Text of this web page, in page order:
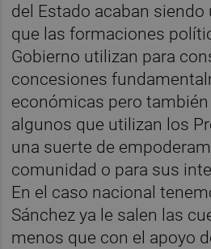
del Estado acaban
que las formaciones
Gobierno utilizan para
concesiones
económicas pero
algunos que utilizan los
una suerte de
comunidad o para sus
En el caso nacional
Sánchez ya le salen las
menos que con el apoyo